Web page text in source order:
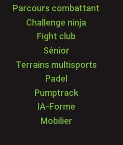
Parcours combattant
Challenge ninja
Fight club
Sénior
Terrains multisports
Padel
Pumptrack
IA-Forme
Mobilier